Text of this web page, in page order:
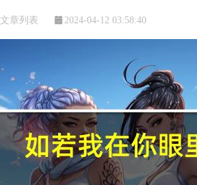
文章列表 2024-04-12 03:58:40